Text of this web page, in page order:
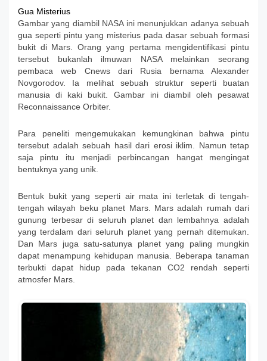
Gua Misterius
Gambar yang diambil NASA ini menunjukkan adanya sebuah
gua seperti pintu yang misterius pada dasar sebuah formasi
bukit di Mars. Orang yang pertama mengidentifikasi pintu
tersebut bukanlah ilmuwan NASA melainkan seorang
pembaca web Cnews dari Rusia bernama Alexander
Novgorodov. Ia melihat sebuah struktur seperti buatan
manusia di kaki bukit. Gambar ini diambil oleh pesawat
Reconnaissance Orbiter.
Para peneliti mengemukakan kemungkinan bahwa pintu
tersebut adalah sebuah hasil dari erosi iklim. Namun tetap
saja pintu itu menjadi perbincangan hangat mengingat
bentuknya yang unik.
Bentuk bukit yang seperti air mata ini terletak di tengah-
tengah wilayah beku planet Mars. Mars adalah rumah dari
gunung terbesar di seluruh planet dan lembahnya adalah
yang terdalam dari seluruh planet yang pernah ditemukan.
Dan Mars juga satu-satunya planet yang paling mungkin
dapat menampung kehidupan manusia. Beberapa tanaman
terbukti dapat hidup pada tekanan CO2 rendah seperti
atmosfer Mars.